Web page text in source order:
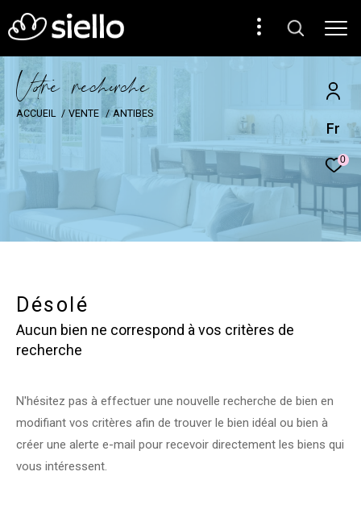
Fr
0
Vore recece
ACCUEIL VENTE ANTIBES
Désolé
Aucun bien ne correspond à vos critères de
recherche
N'hésitez pas à effectuer une nouvelle recherche de bien en
modifiant vos critères afin de trouver le bien idéal ou bien à
créer une alerte e-mail pour recevoir directement les biens qui
vous intéressent.